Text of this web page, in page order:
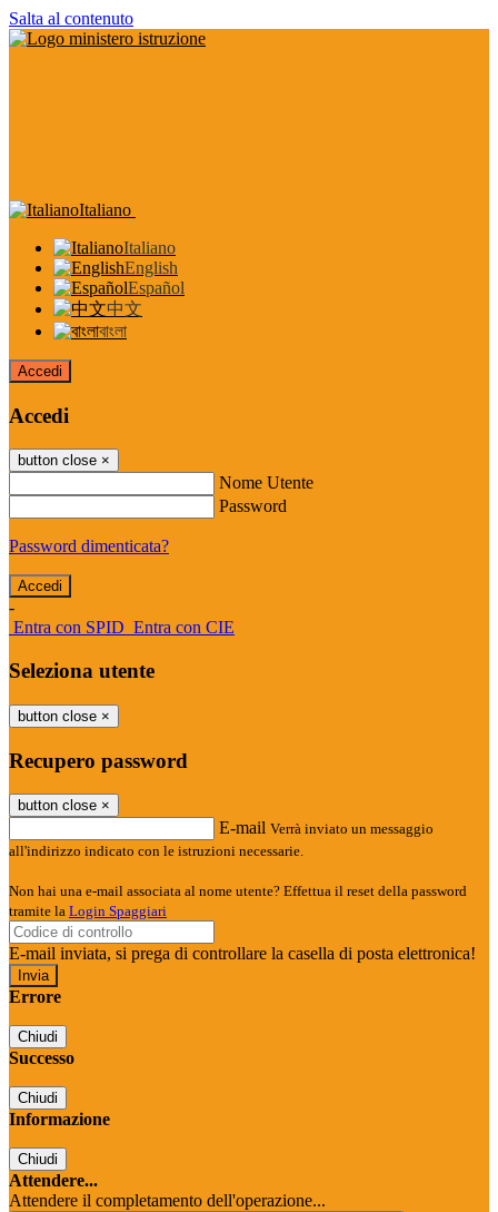
Salta al contenuto
Italiano
Italiano
English
Español
中文
বাংলা
Accedi
Accedi
button close ×
Nome Utente
Password
Password dimenticata?
-
Entra con SPID Entra con CIE
Seleziona utente
button close ×
Recupero password
button close ×
E-mail Verrà inviato un messaggio
all'indirizzo indicato con le istruzioni necessarie.
Non hai una e-mail associata al nome utente? Effettua il reset della password
tramite la Login Spaggiari
E-mail inviata, si prega di controllare la casella di posta elettronica!
Errore
Chiudi
Successo
Chiudi
Informazione
Chiudi
Attendere...
Attendere il completamento dell'operazione...